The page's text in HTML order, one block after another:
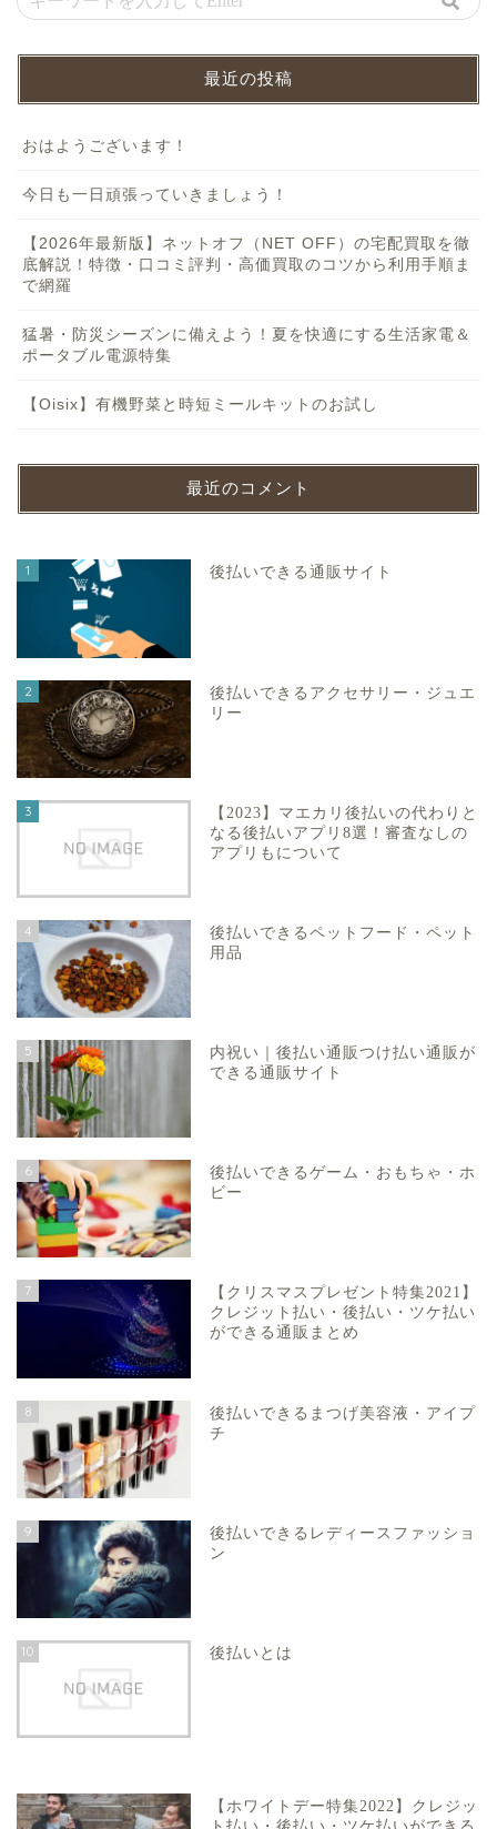
最近の投稿
おはようございます！
今日も一日頑張っていきましょう！
【2026年最新版】ネットオフ（NET OFF）の宅配買取を徹
底解説！特徴・口コミ評判・高価買取のコツから利用手順ま
で網羅
猛暑・防災シーズンに備えよう！夏を快適にする生活家電＆
ポータブル電源特集
【Oisix】有機野菜と時短ミールキットのお試し
最近のコメント
1 後払いできる通販サイト
2
後払いできるアクセサリー・ジュエ
リー
3
【2023】マエカリ後払いの代わりと
なる後払いアプリ8選！審査なしの
アプリもについて
4
後払いできるペットフード・ペット
用品
5
内祝い｜後払い通販つけ払い通販が
できる通販サイト
6
後払いできるゲーム・おもちゃ・ホ
ビー
7
【クリスマスプレゼント特集2021】
クレジット払い・後払い・ツケ払い
ができる通販まとめ
8
後払いできるまつげ美容液・アイプ
チ
9
後払いできるレディースファッショ
ン
10 後払いとは
【ホワイトデー特集2022】クレジッ